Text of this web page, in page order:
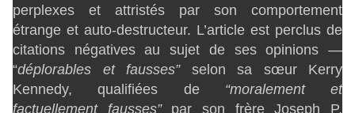
perplexes et attristés par son comportement
étrange et auto-destructeur. L’article est perclus de
citations négatives au sujet de ses opinions —
“déplorables et fausses”
selon sa sœur Kerry
Kennedy, qualifiées de
“moralement et
factuellement fausses”
par son frère Joseph P.